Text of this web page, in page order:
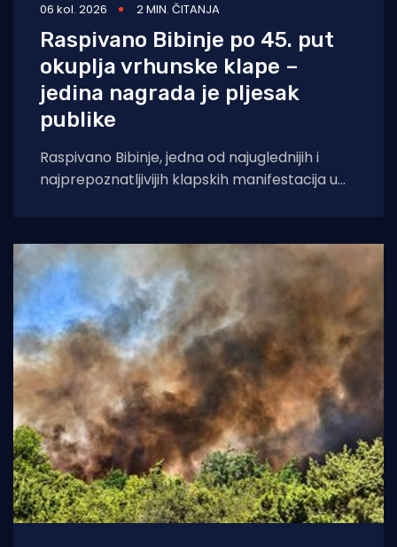
06 kol. 2026 2 MIN. ČITANJA
Raspivano Bibinje po 45. put
okuplja vrhunske klape –
jedina nagrada je pljesak
publike
Raspivano Bibinje, jedna od najuglednijih i
najprepoznatljivijih klapskih manifestacija u